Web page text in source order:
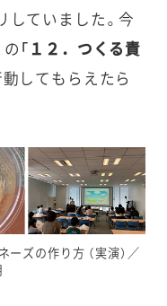
していました。今
「１２．つくる責
してもらえたら
ズの作り方 （実演）／